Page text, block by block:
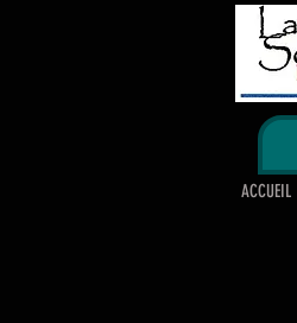
ACCUEIL